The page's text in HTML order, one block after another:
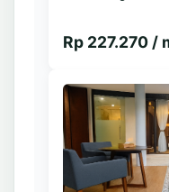
Rp 227.270 /